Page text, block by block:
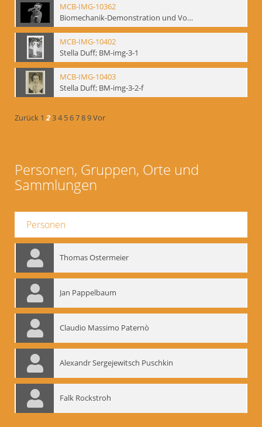
MCB-IMG-10362
Biomechanik-Demonstration und Vortrag, Berliner Ensemble, 04.10.1991
MCB-IMG-10402
Stella Duff; BM-img-3-1
MCB-IMG-10403
Stella Duff; BM-img-3-2-f
Zurück 1 234 56789Vor
Personen, Gruppen, Orte und
Sammlungen
Personen
Thomas Ostermeier
Jan Pappelbaum
Claudio Massimo Paternò
Alexandr Sergejewitsch Puschkin
Falk Rockstroh